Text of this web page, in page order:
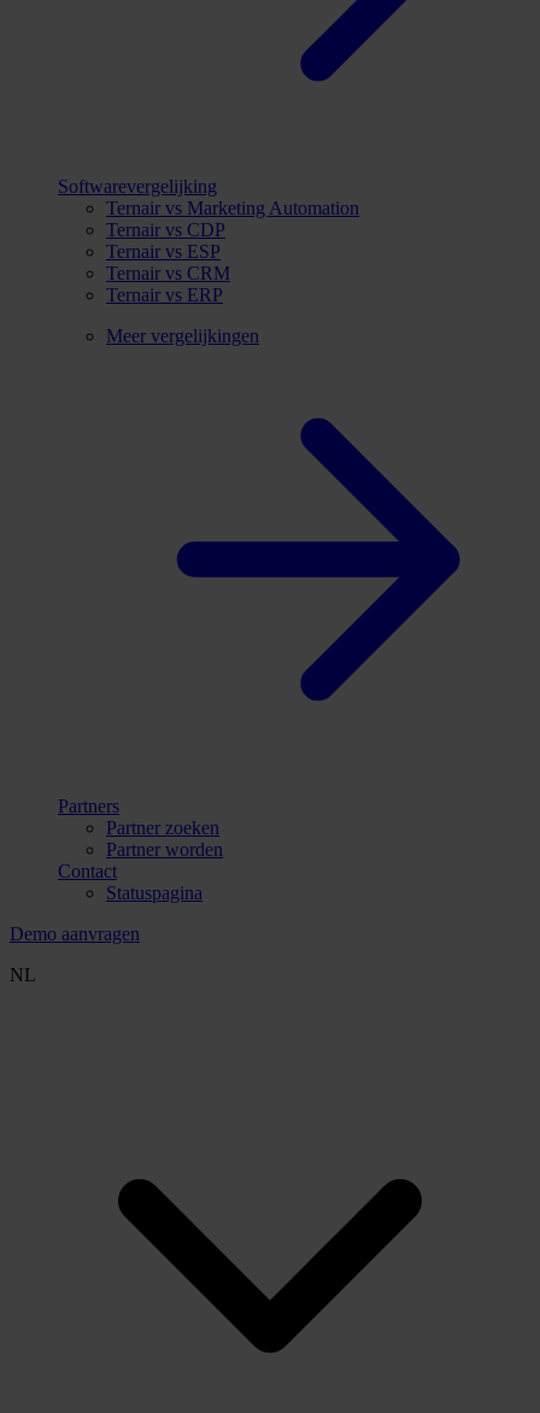
Softwarevergelijking
Ternair vs Marketing Automation
Ternair vs CDP
Ternair vs ESP
Ternair vs CRM
Ternair vs ERP
Meer vergelijkingen
Partners
Partner zoeken
Partner worden
Contact
Statuspagina
Demo aanvragen
NL